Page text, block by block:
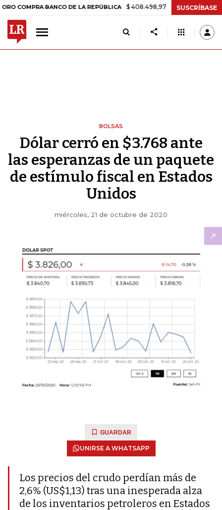
BANCO DE LA REPÚBLICA $ 408.498,97 +$ 8.753,81 +2,19%
SUSCRÍBASE
BOLSAS
Dólar cerró en $3.768 ante
las esperanzas de un paquete
de estímulo fiscal en Estados
Unidos
miércoles, 21 de octubre de 2020
GUARDAR
UNIRSE A WHATSAPP
Los precios del crudo perdían más de
2,6% (US$1,13) tras una inesperada alza
de los inventarios petroleros en Estados